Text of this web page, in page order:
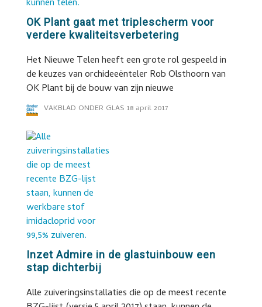
OK Plant gaat met triplescherm voor
verdere kwaliteitsverbetering
Het Nieuwe Telen heeft een grote rol gespeeld in
de keuzes van orchideeënteler Rob Olsthoorn van
OK Plant bij de bouw van zijn nieuwe
VAKBLAD ONDER GLAS 18 april 2017
Inzet Admire in de glastuinbouw een
stap dichterbij
Alle zuiveringsinstallaties die op de meest recente